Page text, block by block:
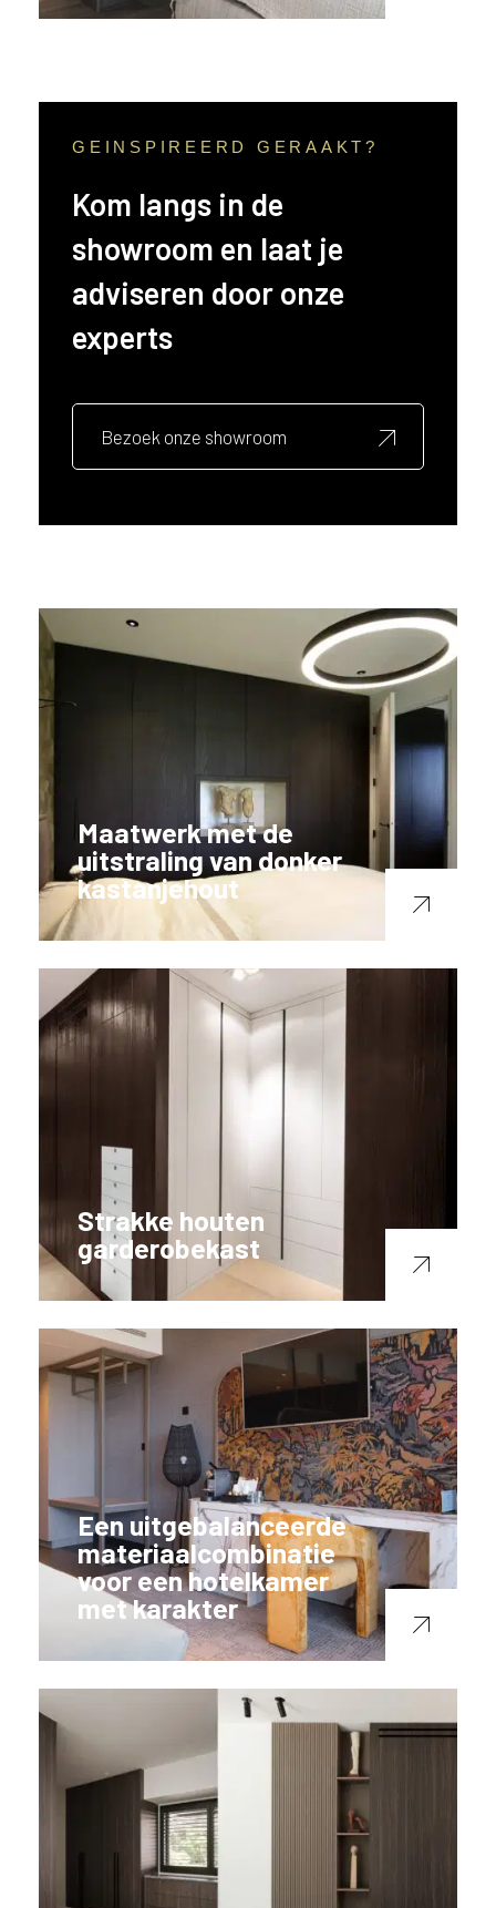
Maatwerk met de
uitstraling van donker
kastanjehout
Strakke houten
garderobekast
Een uitgebalanceerde
materiaalcombinatie
voor een hotelkamer
met karakter
GEINSPIREERD GERAAKT?
Kom langs in de
showroom en laat je
adviseren door onze
experts
Bezoek onze showroom